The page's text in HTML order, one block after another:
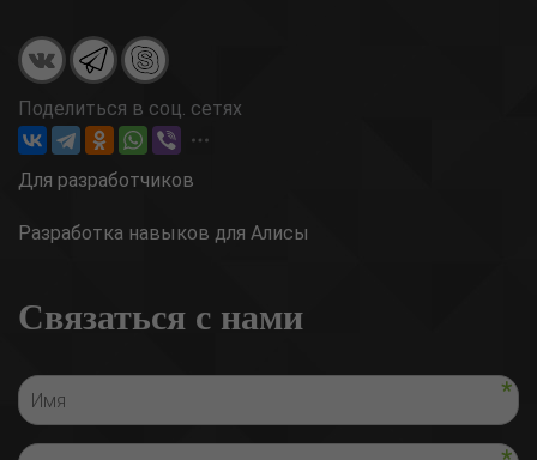
Поделиться в соц. сетях
Для разработчиков
Разработка навыков для Алисы
Связаться с нами